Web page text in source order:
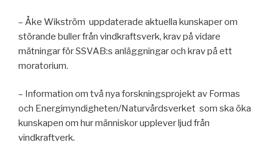
– Åke Wikström uppdaterade aktuella kunskaper om
störande buller från vindkraftsverk, krav på vidare
mätningar för SSVAB:s anläggningar och krav på ett
moratorium.
– Information om två nya forskningsprojekt av Formas
och Energimyndigheten/Naturvårdsverket som ska öka
kunskapen om hur människor upplever ljud från
vindkraftverk.